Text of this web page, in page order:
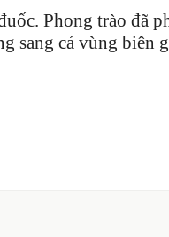
Phong trào đã
sang cả vùng biên